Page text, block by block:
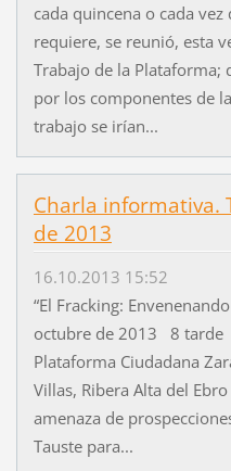
cada quincena o cada
requiere, se reunió, esta
Trabajo de la Plataforma;
por los componentes de
trabajo se irían...
Charla informativa.
de 2013
16.10.2013 15:52
“El Fracking:
octubre de 2013 8 tarde
Plataforma Ciudadana
Villas, Ribera Alta del
amenaza de
Tauste para...